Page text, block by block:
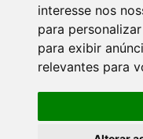
interesse nos
para
para exibir
relevantes para